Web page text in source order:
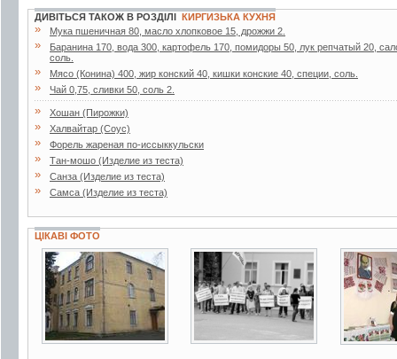
ДИВІТЬСЯ ТАКОЖ В РОЗДІЛІ КИРГИЗЬКА КУХНЯ
» Мука пшеничная 80, масло хлопковое 15, дрожжи 2.
»
Баранина 170, вода 300, картофель 170, помидоры 50, лук репчатый 20,
соль.
» Мясо (Конина) 400, жир конский 40, кишки конские 40, специи, соль.
» Чай 0,75, сливки 50, соль 2.
» Хошан (Пирожки)
» Халвайтар (Соус)
» Форель жареная по-иссыккульски
» Тан-мошо (Изделие из теста)
» Санза (Изделие из теста)
» Самса (Изделие из теста)
ЦІКАВІ ФОТО
4 фото 2 фото 3 фото